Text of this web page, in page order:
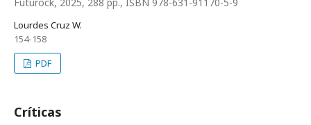
Lourdes Cruz W.
154-158
PDF
Críticas